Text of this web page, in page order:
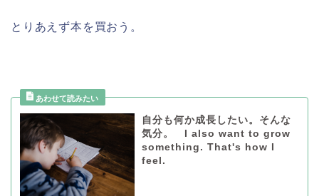
とりあえず本を買おう。
自分も何か成長したい。そんな
気分。 I also want to grow
something. That's how I
feel.